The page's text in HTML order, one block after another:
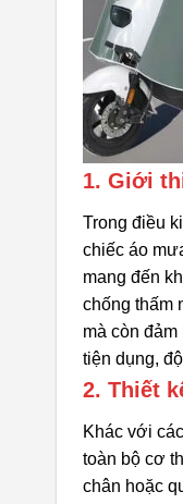
1. Giới
Trong điều
chiếc áo
mang đến
chống thấm
mà còn
tiện dụng,
2. Thiết
Khác với
toàn bộ cơ
chân hoặc